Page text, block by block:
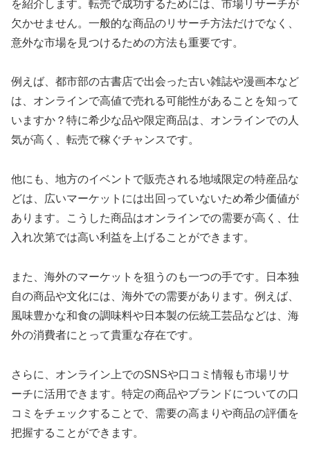
を紹介します。転売で成功するためには、市場リサーチが
欠かせません。一般的な商品のリサーチ方法だけでなく、
意外な市場を見つけるための方法も重要です。
例えば、都市部の古書店で出会った古い雑誌や漫画本など
は、オンラインで高値で売れる可能性があることを知って
いますか？特に希少な品や限定商品は、オンラインでの人
気が高く、転売で稼ぐチャンスです。
他にも、地方のイベントで販売される地域限定の特産品な
どは、広いマーケットには出回っていないため希少価値が
あります。こうした商品はオンラインでの需要が高く、仕
入れ次第では高い利益を上げることができます。
また、海外のマーケットを狙うのも一つの手です。日本独
自の商品や文化には、海外での需要があります。例えば、
風味豊かな和食の調味料や日本製の伝統工芸品などは、海
外の消費者にとって貴重な存在です。
さらに、オンライン上でのSNSや口コミ情報も市場リサ
ーチに活用できます。特定の商品やブランドについての口
コミをチェックすることで、需要の高まりや商品の評価を
把握することができます。